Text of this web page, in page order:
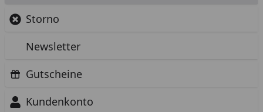
Storno
Newsletter
Gutscheine
Kundenkonto